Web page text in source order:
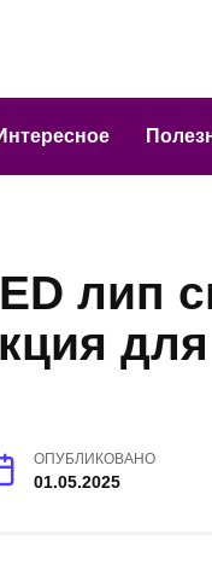
лип
для
ОПУБЛИКОВАНО
01.05.2025